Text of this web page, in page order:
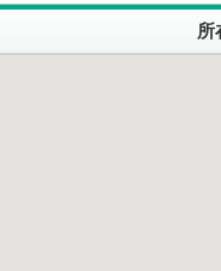
所